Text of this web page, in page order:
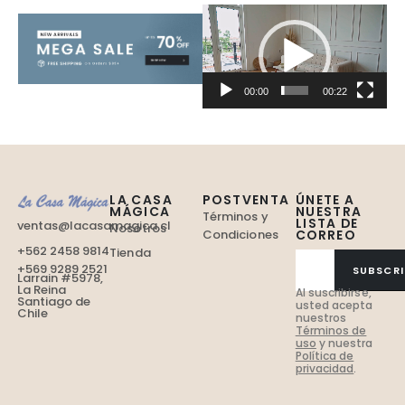
Reproductor
de
Video
00:00 00:22
ventas@lacasamagica.cl
+562 2458 9814
+569 9289 2521
Larrain #5978,
La Reina
Santiago de
Chile
ÚNETE A
NUESTRA
LISTA DE
CORREO
Al suscribirse,
usted acepta
nuestros
Términos de
uso y nuestra
Política de
privacidad.
LA CASA
MÁGICA
Nosotros
Tienda
POSTVENTA
Términos y
Condiciones